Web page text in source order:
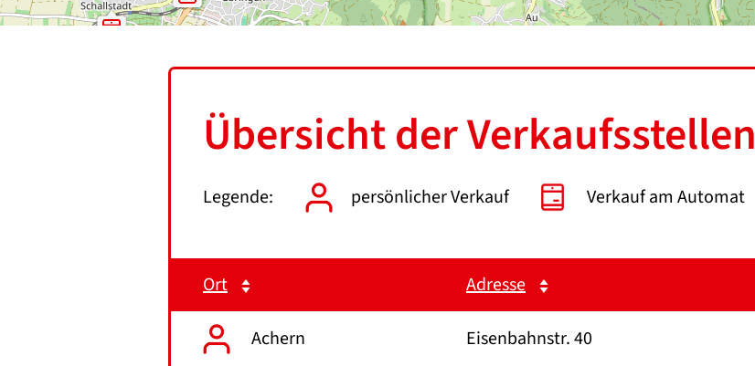
Übersicht der Verkaufsstellen
Legende: persönlicher Verkauf Verkauf am Automat
Ort Adresse
Achern Eisenbahnstr. 40